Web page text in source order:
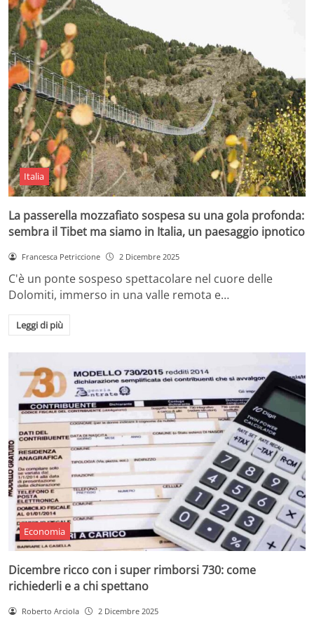
Italia
La passerella mozzafiato sospesa su una gola profonda:
sembra il Tibet ma siamo in Italia, un paesaggio ipnotico
Francesca Petriccione 2 Dicembre 2025
C'è un ponte sospeso spettacolare nel cuore delle
Dolomiti, immerso in una valle remota e…
Leggi di più
Economia
Dicembre ricco con i super rimborsi 730: come
richiederli e a chi spettano
Roberto Arciola 2 Dicembre 2025